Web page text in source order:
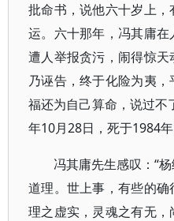
批命书，说他六十岁上
运。六十那年，冯其庸在
遭人举报贪污，闹得惊
乃诬告，终于化险为夷
福还为自己算命，说过不
年10月28日，死于1984
冯其庸先生感叹：“
道理。世上事，有些的
理之虚实，灵魂之有无